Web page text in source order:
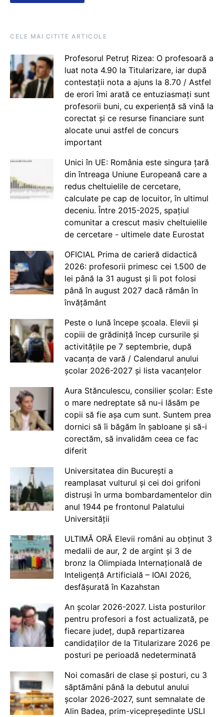
CELE MAI CITITE ARTICOLE
Profesorul Petruț Rizea: O profesoară a
luat nota 4.90 la Titularizare, iar după
contestații nota a ajuns la 8.70 / Astfel
de erori îmi arată ce entuziasmați sunt
profesorii buni, cu experiență să vină la
corectat și ce resurse financiare sunt
alocate unui astfel de concurs
important
Unici în UE: România este singura țară
din întreaga Uniune Europeană care a
redus cheltuielile de cercetare,
calculate pe cap de locuitor, în ultimul
deceniu. Între 2015-2025, spațiul
comunitar a crescut masiv cheltuielile
de cercetare - ultimele date Eurostat
OFICIAL Prima de carieră didactică
2026: profesorii primesc cei 1.500 de
lei până la 31 august și îi pot folosi
până în august 2027 dacă rămân în
învățământ
Peste o lună începe școala. Elevii și
copiii de grădiniță încep cursurile și
activitățile pe 7 septembrie, după
vacanța de vară / Calendarul anului
școlar 2026-2027 și lista vacanțelor
Aura Stănculescu, consilier școlar: Este
o mare nedreptate să nu-i lăsăm pe
copii să fie așa cum sunt. Suntem prea
dornici să îi băgăm în șabloane și să-i
corectăm, să invalidăm ceea ce fac
diferit
Universitatea din București a
reamplasat vulturul și cei doi grifoni
distruși în urma bombardamentelor din
anul 1944 pe frontonul Palatului
Universității
ULTIMĂ ORĂ Elevii români au obținut 3
medalii de aur, 2 de argint și 3 de
bronz la Olimpiada Internațională de
Inteligență Artificială – IOAI 2026,
desfășurată în Kazahstan
An școlar 2026-2027. Lista posturilor
pentru profesori a fost actualizată, pe
fiecare județ, după repartizarea
candidaților de la Titularizare 2026 pe
posturi pe perioadă nedeterminată
Noi comasări de clase și posturi, cu 3
săptămâni până la debutul anului
școlar 2026-2027, sunt semnalate de
Alin Badea, prim-vicepreședinte USLI